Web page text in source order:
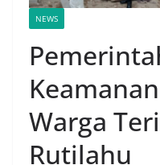
NEWS
Warga
Rutilahu